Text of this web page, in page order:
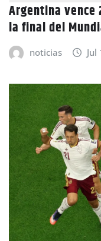
Argentina
la final del
noticias Jul